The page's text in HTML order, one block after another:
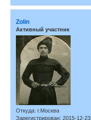
Zolin
Активный участник
Откуда: г.Москва
Зарегистрирован: 2015-12-23